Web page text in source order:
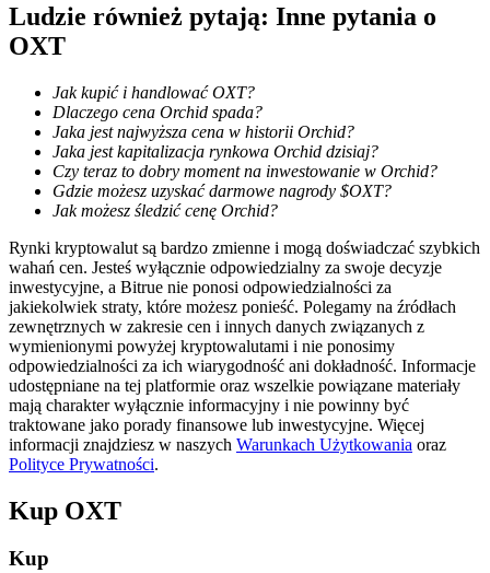
Blokady BTR
Ekskluzywne inwestycje dla posiadaczy BTR
Pożyczki
Usługa pożyczek wspieranych kryptowalutami
Ludzie również pytają: Inne pytania o
OXT
Jak kupić i handlować OXT?
Dlaczego cena Orchid spada?
Jaka jest najwyższa cena w historii Orchid?
Jaka jest kapitalizacja rynkowa Orchid dzisiaj?
Czy teraz to dobry moment na inwestowanie w Orchid?
Gdzie możesz uzyskać darmowe nagrody $OXT?
Jak możesz śledzić cenę Orchid?
Rynki kryptowalut są bardzo zmienne i mogą doświadczać szybkich
wahań cen. Jesteś wyłącznie odpowiedzialny za swoje decyzje
inwestycyjne, a Bitrue nie ponosi odpowiedzialności za
jakiekolwiek straty, które możesz ponieść. Polegamy na źródłach
zewnętrznych w zakresie cen i innych danych związanych z
wymienionymi powyżej kryptowalutami i nie ponosimy
odpowiedzialności za ich wiarygodność ani dokładność. Informacje
udostępniane na tej platformie oraz wszelkie powiązane materiały
mają charakter wyłącznie informacyjny i nie powinny być
traktowane jako porady finansowe lub inwestycyjne. Więcej
informacji znajdziesz w naszych Warunkach Użytkowania oraz
Polityce Prywatności.
Kup OXT
Kup